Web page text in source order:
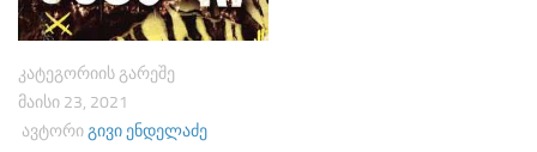
ᲙᲐᲢᲔᲒᲝᲠᲘᲘᲡ ᲒᲐᲠᲔᲨᲔ
ᲛᲐᲘᲡᲘ 23, 2021
ᲐᲕᲢᲝᲠᲘᲒᲘᲕᲘ ᲔᲜᲓᲔᲚᲐᲫᲔ